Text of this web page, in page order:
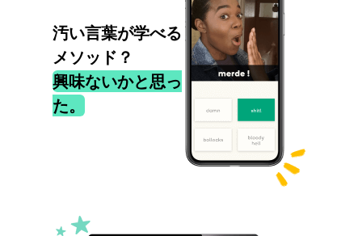
汚い言葉が学べる
メソッド？
興味ないかと思っ
た。